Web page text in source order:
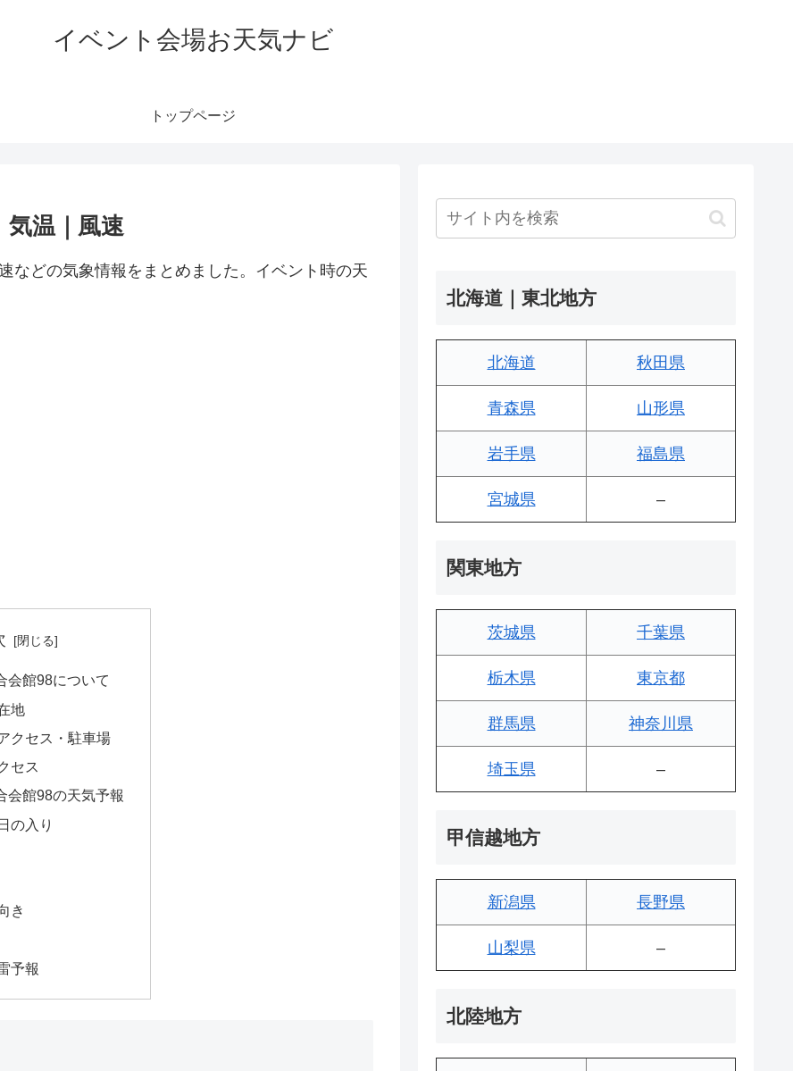
イベント会場お天気ナビ
トップページ
気温｜風速
などの気象情報をまとめました。イベント時の天
会館98について
地
クセス・駐車場
セス
会館98の天気予報
の入り
き
予報
北海道｜東北地方
北海道 秋田県
青森県 山形県
岩手県 福島県
宮城県 –
関東地方
茨城県 千葉県
栃木県 東京都
群馬県 神奈川県
埼玉県 –
甲信越地方
新潟県 長野県
山梨県 –
北陸地方